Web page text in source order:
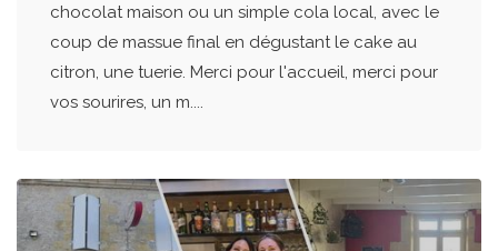
chocolat maison ou un simple cola local, avec le
coup de massue final en dégustant le cake au
citron, une tuerie. Merci pour l'accueil, merci pour
vos sourires, un m....